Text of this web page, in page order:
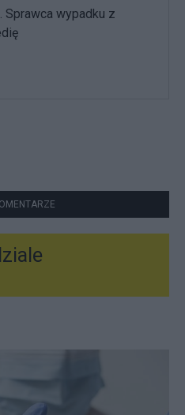
Sprawca wypadku z